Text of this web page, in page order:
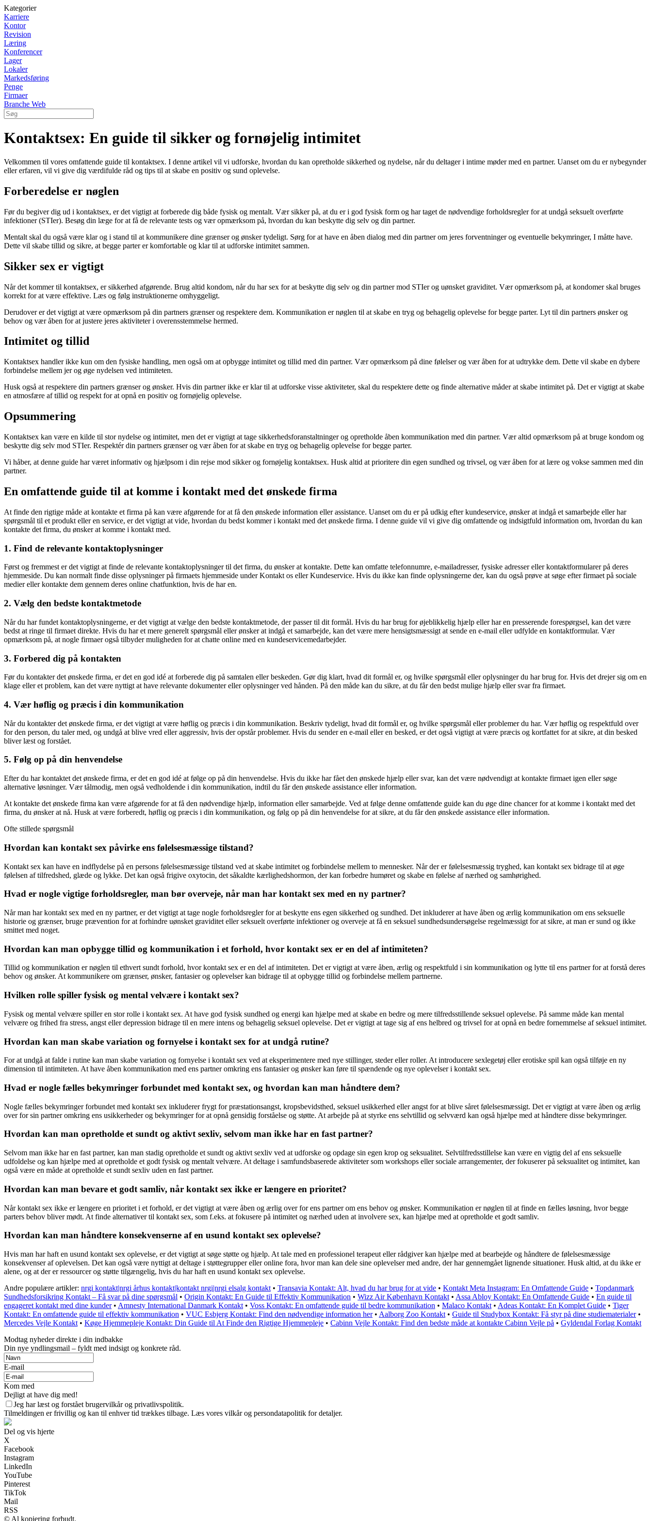
Kategorier
Karriere
Kontor
Revision
Læring
Konferencer
Lager
Lokaler
Markedsføring
Penge
Firmaer
Branche Web
Kontaktsex: En guide til sikker og fornøjelig intimitet
Velkommen til vores omfattende guide til kontaktsex. I denne artikel vil vi udforske, hvordan du kan opretholde sikkerhed og nydelse, når du deltager i intime møder med en partner. Uanset om du er nybegynder
eller erfaren, vil vi give dig værdifulde råd og tips til at skabe en positiv og sund oplevelse.
Forberedelse er nøglen
Før du begiver dig ud i kontaktsex, er det vigtigt at forberede dig både fysisk og mentalt. Vær sikker på, at du er i god fysisk form og har taget de nødvendige forholdsregler for at undgå seksuelt overførte
infektioner (STIer). Besøg din læge for at få de relevante tests og vær opmærksom på, hvordan du kan beskytte dig selv og din partner.
Mentalt skal du også være klar og i stand til at kommunikere dine grænser og ønsker tydeligt. Sørg for at have en åben dialog med din partner om jeres forventninger og eventuelle bekymringer, I måtte have.
Dette vil skabe tillid og sikre, at begge parter er komfortable og klar til at udforske intimitet sammen.
Sikker sex er vigtigt
Når det kommer til kontaktsex, er sikkerhed afgørende. Brug altid kondom, når du har sex for at beskytte dig selv og din partner mod STIer og uønsket graviditet. Vær opmærksom på, at kondomer skal bruges
korrekt for at være effektive. Læs og følg instruktionerne omhyggeligt.
Derudover er det vigtigt at være opmærksom på din partners grænser og respektere dem. Kommunikation er nøglen til at skabe en tryg og behagelig oplevelse for begge parter. Lyt til din partners ønsker og
behov og vær åben for at justere jeres aktiviteter i overensstemmelse hermed.
Intimitet og tillid
Kontaktsex handler ikke kun om den fysiske handling, men også om at opbygge intimitet og tillid med din partner. Vær opmærksom på dine følelser og vær åben for at udtrykke dem. Dette vil skabe en dybere
forbindelse mellem jer og øge nydelsen ved intimiteten.
Husk også at respektere din partners grænser og ønsker. Hvis din partner ikke er klar til at udforske visse aktiviteter, skal du respektere dette og finde alternative måder at skabe intimitet på. Det er vigtigt at skabe
en atmosfære af tillid og respekt for at opnå en positiv og fornøjelig oplevelse.
Opsummering
Kontaktsex kan være en kilde til stor nydelse og intimitet, men det er vigtigt at tage sikkerhedsforanstaltninger og opretholde åben kommunikation med din partner. Vær altid opmærksom på at bruge kondom og
beskytte dig selv mod STIer. Respektér din partners grænser og vær åben for at skabe en tryg og behagelig oplevelse for begge parter.
Vi håber, at denne guide har været informativ og hjælpsom i din rejse mod sikker og fornøjelig kontaktsex. Husk altid at prioritere din egen sundhed og trivsel, og vær åben for at lære og vokse sammen med din
partner.
En omfattende guide til at komme i kontakt med det ønskede firma
At finde den rigtige måde at kontakte et firma på kan være afgørende for at få den ønskede information eller assistance. Uanset om du er på udkig efter kundeservice, ønsker at indgå et samarbejde eller har
spørgsmål til et produkt eller en service, er det vigtigt at vide, hvordan du bedst kommer i kontakt med det ønskede firma. I denne guide vil vi give dig omfattende og indsigtfuld information om, hvordan du kan
kontakte det firma, du ønsker at komme i kontakt med.
1. Find de relevante kontaktoplysninger
Først og fremmest er det vigtigt at finde de relevante kontaktoplysninger til det firma, du ønsker at kontakte. Dette kan omfatte telefonnumre, e-mailadresser, fysiske adresser eller kontaktformularer på deres
hjemmeside. Du kan normalt finde disse oplysninger på firmaets hjemmeside under Kontakt os eller Kundeservice. Hvis du ikke kan finde oplysningerne der, kan du også prøve at søge efter firmaet på sociale
medier eller kontakte dem gennem deres online chatfunktion, hvis de har en.
2. Vælg den bedste kontaktmetode
Når du har fundet kontaktoplysningerne, er det vigtigt at vælge den bedste kontaktmetode, der passer til dit formål. Hvis du har brug for øjeblikkelig hjælp eller har en presserende forespørgsel, kan det være
bedst at ringe til firmaet direkte. Hvis du har et mere generelt spørgsmål eller ønsker at indgå et samarbejde, kan det være mere hensigtsmæssigt at sende en e-mail eller udfylde en kontaktformular. Vær
opmærksom på, at nogle firmaer også tilbyder muligheden for at chatte online med en kundeservicemedarbejder.
3. Forbered dig på kontakten
Før du kontakter det ønskede firma, er det en god idé at forberede dig på samtalen eller beskeden. Gør dig klart, hvad dit formål er, og hvilke spørgsmål eller oplysninger du har brug for. Hvis det drejer sig om en
klage eller et problem, kan det være nyttigt at have relevante dokumenter eller oplysninger ved hånden. På den måde kan du sikre, at du får den bedst mulige hjælp eller svar fra firmaet.
4. Vær høflig og præcis i din kommunikation
Når du kontakter det ønskede firma, er det vigtigt at være høflig og præcis i din kommunikation. Beskriv tydeligt, hvad dit formål er, og hvilke spørgsmål eller problemer du har. Vær høflig og respektfuld over
for den person, du taler med, og undgå at blive vred eller aggressiv, hvis der opstår problemer. Hvis du sender en e-mail eller en besked, er det også vigtigt at være præcis og kortfattet for at sikre, at din besked
bliver læst og forstået.
5. Følg op på din henvendelse
Efter du har kontaktet det ønskede firma, er det en god idé at følge op på din henvendelse. Hvis du ikke har fået den ønskede hjælp eller svar, kan det være nødvendigt at kontakte firmaet igen eller søge
alternative løsninger. Vær tålmodig, men også vedholdende i din kommunikation, indtil du får den ønskede assistance eller information.
At kontakte det ønskede firma kan være afgørende for at få den nødvendige hjælp, information eller samarbejde. Ved at følge denne omfattende guide kan du øge dine chancer for at komme i kontakt med det
firma, du ønsker at nå. Husk at være forberedt, høflig og præcis i din kommunikation, og følg op på din henvendelse for at sikre, at du får den ønskede assistance eller information.
Ofte stillede spørgsmål
Hvordan kan kontakt sex påvirke ens følelsesmæssige tilstand?
Kontakt sex kan have en indflydelse på en persons følelsesmæssige tilstand ved at skabe intimitet og forbindelse mellem to mennesker. Når der er følelsesmæssig tryghed, kan kontakt sex bidrage til at øge
følelsen af tilfredshed, glæde og lykke. Det kan også frigive oxytocin, det såkaldte kærlighedshormon, der kan forbedre humøret og skabe en følelse af nærhed og samhørighed.
Hvad er nogle vigtige forholdsregler, man bør overveje, når man har kontakt sex med en ny partner?
Når man har kontakt sex med en ny partner, er det vigtigt at tage nogle forholdsregler for at beskytte ens egen sikkerhed og sundhed. Det inkluderer at have åben og ærlig kommunikation om ens seksuelle
historie og grænser, bruge prævention for at forhindre uønsket graviditet eller seksuelt overførte infektioner og overveje at få en seksuel sundhedsundersøgelse regelmæssigt for at sikre, at man er sund og ikke
smittet med noget.
Hvordan kan man opbygge tillid og kommunikation i et forhold, hvor kontakt sex er en del af intimiteten?
Tillid og kommunikation er nøglen til ethvert sundt forhold, hvor kontakt sex er en del af intimiteten. Det er vigtigt at være åben, ærlig og respektfuld i sin kommunikation og lytte til ens partner for at forstå deres
behov og ønsker. At kommunikere om grænser, ønsker, fantasier og oplevelser kan bidrage til at opbygge tillid og forbindelse mellem partnerne.
Hvilken rolle spiller fysisk og mental velvære i kontakt sex?
Fysisk og mental velvære spiller en stor rolle i kontakt sex. At have god fysisk sundhed og energi kan hjælpe med at skabe en bedre og mere tilfredsstillende seksuel oplevelse. På samme måde kan mental
velvære og frihed fra stress, angst eller depression bidrage til en mere intens og behagelig seksuel oplevelse. Det er vigtigt at tage sig af ens helbred og trivsel for at opnå en bedre fornemmelse af seksuel intimitet.
Hvordan kan man skabe variation og fornyelse i kontakt sex for at undgå rutine?
For at undgå at falde i rutine kan man skabe variation og fornyelse i kontakt sex ved at eksperimentere med nye stillinger, steder eller roller. At introducere sexlegetøj eller erotiske spil kan også tilføje en ny
dimension til intimiteten. At have åben kommunikation med ens partner omkring ens fantasier og ønsker kan føre til spændende og nye oplevelser i kontakt sex.
Hvad er nogle fælles bekymringer forbundet med kontakt sex, og hvordan kan man håndtere dem?
Nogle fælles bekymringer forbundet med kontakt sex inkluderer frygt for præstationsangst, kropsbevidsthed, seksuel usikkerhed eller angst for at blive såret følelsesmæssigt. Det er vigtigt at være åben og ærlig
over for sin partner omkring ens usikkerheder og bekymringer for at opnå gensidig forståelse og støtte. At arbejde på at styrke ens selvtillid og selvværd kan også hjælpe med at håndtere disse bekymringer.
Hvordan kan man opretholde et sundt og aktivt sexliv, selvom man ikke har en fast partner?
Selvom man ikke har en fast partner, kan man stadig opretholde et sundt og aktivt sexliv ved at udforske og opdage sin egen krop og seksualitet. Selvtilfredsstillelse kan være en vigtig del af ens seksuelle
udfoldelse og kan hjælpe med at opretholde et godt fysisk og mentalt velvære. At deltage i samfundsbaserede aktiviteter som workshops eller sociale arrangementer, der fokuserer på seksualitet og intimitet, kan
også være en måde at opretholde et sundt sexliv uden en fast partner.
Hvordan kan man bevare et godt samliv, når kontakt sex ikke er længere en prioritet?
Når kontakt sex ikke er længere en prioritet i et forhold, er det vigtigt at være åben og ærlig over for ens partner om ens behov og ønsker. Kommunikation er nøglen til at finde en fælles løsning, hvor begge
parters behov bliver mødt. At finde alternativer til kontakt sex, som f.eks. at fokusere på intimitet og nærhed uden at involvere sex, kan hjælpe med at opretholde et godt samliv.
Hvordan kan man håndtere konsekvenserne af en usund kontakt sex oplevelse?
Hvis man har haft en usund kontakt sex oplevelse, er det vigtigt at søge støtte og hjælp. At tale med en professionel terapeut eller rådgiver kan hjælpe med at bearbejde og håndtere de følelsesmæssige
konsekvenser af oplevelsen. Det kan også være nyttigt at deltage i støttegrupper eller online fora, hvor man kan dele sine oplevelser med andre, der har gennemgået lignende situationer. Husk altid, at du ikke er
alene, og at der er ressourcer og støtte tilgængelig, hvis du har haft en usund kontakt sex oplevelse.
Andre populære artikler: nrgi kontakt|nrgi århus kontakt|kontakt nrgi|nrgi elsalg kontakt • Transavia Kontakt: Alt, hvad du har brug for at vide • Kontakt Meta Instagram: En Omfattende Guide • Topdanmark
Sundhedsforsikring Kontakt – Få svar på dine spørgsmål • Origin Kontakt: En Guide til Effektiv Kommunikation • Wizz Air København Kontakt • Assa Abloy Kontakt: En Omfattende Guide • En guide til
engageret kontakt med dine kunder• Amnesty International Danmark Kontakt • Voss Kontakt: En omfattende guide til bedre kommunikation • Malaco Kontakt • Adeas Kontakt: En Komplet Guide • Tiger
Kontakt: En omfattende guide til effektiv kommunikation • VUC Esbjerg Kontakt: Find den nødvendige information her• Aalborg Zoo Kontakt • Guide til Studybox Kontakt: Få styr på dine studiematerialer•
Mercedes Vejle Kontakt • Køge Hjemmepleje Kontakt: Din Guide til At Finde den Rigtige Hjemmepleje • Cabinn Vejle Kontakt: Find den bedste måde at kontakte Cabinn Vejle på • Gyldendal Forlag Kontakt
Modtag nyheder direkte i din indbakke
Din nye yndlingsmail – fyldt med indsigt og konkrete råd.
E-mail
Kom med
Dejligt at have dig med!
Jeg har læst og forstået brugervilkår og privatlivspolitik.
Tilmeldingen er frivillig og kan til enhver tid trækkes tilbage. Læs vores vilkår og persondatapolitik for detaljer.
Del og vis hjerte
X
Facebook
Instagram
LinkedIn
YouTube
Pinterest
TikTok
Mail
RSS
© Al kopiering forbudt.